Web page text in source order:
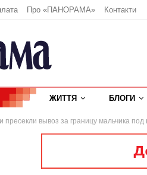
Про «ПАНОРАМА» Контакти
ЖИТТЯ БЛОГИ
пресекли вывоз за границу мальчика под